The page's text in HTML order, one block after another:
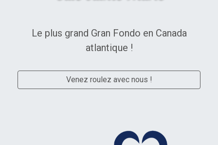
Le plus grand Gran Fondo en Canada
atlantique !
Venez roulez avec nous !